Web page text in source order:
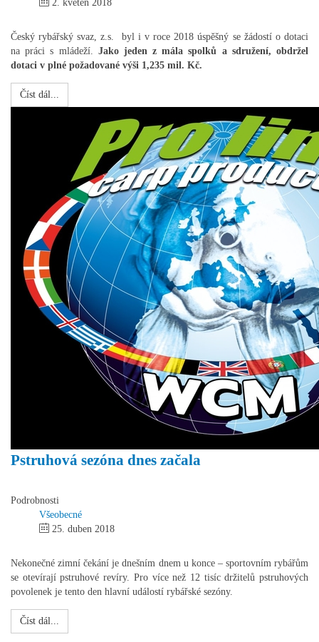
2. květen 2018
Český rybářský svaz, z.s. byl i v roce 2018 úspěšný se žádostí o dotaci
na práci s mládeží. Jako jeden z mála spolků a sdružení, obdržel
dotaci v plné požadované výši 1,235 mil. Kč.
Číst dál...
Pstruhová sezóna dnes začala
Podrobnosti
Všeobecné
25. duben 2018
Nekonečné zimní čekání je dnešním dnem u konce – sportovním rybářům
se otevírají pstruhové revíry. Pro více než 12 tisíc držitelů pstruhových
povolenek je tento den hlavní událostí rybářské sezóny.
Číst dál...